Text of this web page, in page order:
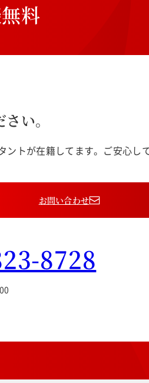
無料
い。
トが在籍してます。ご安心し
お問い合わせ
8728